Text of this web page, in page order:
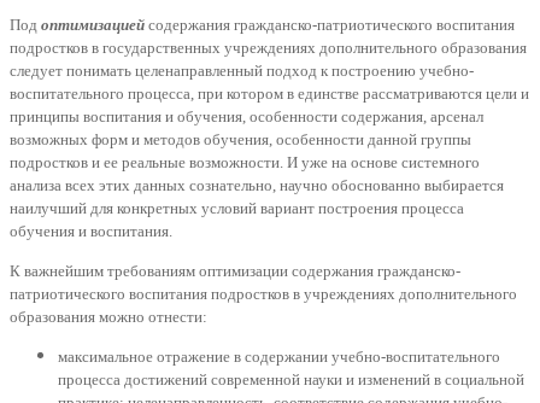
Под оптимизацией содержания гражданско-патриотического воспитания
подростков в государственных учреждениях дополнительного образования
следует понимать целенаправленный подход к построению учебно-
воспитательного процесса, при котором в единстве рассматриваются цели и
принципы воспитания и обучения, особенности содержания, арсенал
возможных форм и методов обучения, особенности данной группы
подростков и ее реальные возможности. И уже на основе системного
анализа всех этих данных сознательно, научно обоснованно выбирается
наилучший для конкретных условий вариант построения процесса
обучения и воспитания.
К важнейшим требованиям оптимизации содержания гражданско-
патриотического воспитания подростков в учреждениях дополнительного
образования можно отнести:
максимальное отражение в содержании учебно-воспитательного
процесса достижений современной науки и изменений в социальной